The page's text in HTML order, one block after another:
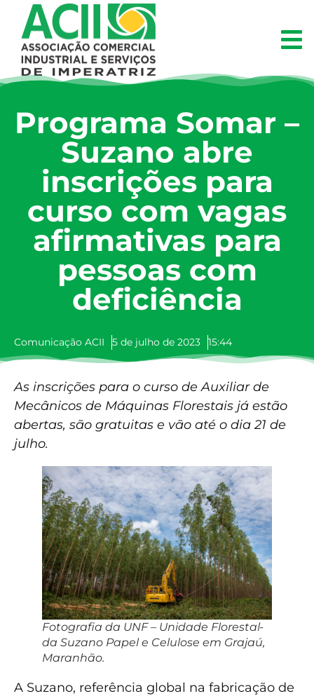
Programa Somar –
Suzano abre
inscrições para
curso com vagas
afirmativas para
pessoas com
deficiência
Comunicação ACII 5 de julho de 2023 15:44
As inscrições para o curso de Auxiliar de
Mecânicos de Máquinas Florestais já estão
abertas, são gratuitas e vão até o dia 21 de
julho.
Fotografia da UNF – Unidade Florestal-
da Suzano Papel e Celulose em Grajaú,
Maranhão.
A Suzano, referência global na fabricação de